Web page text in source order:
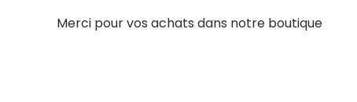
Merci pour vos achats dans notre boutique